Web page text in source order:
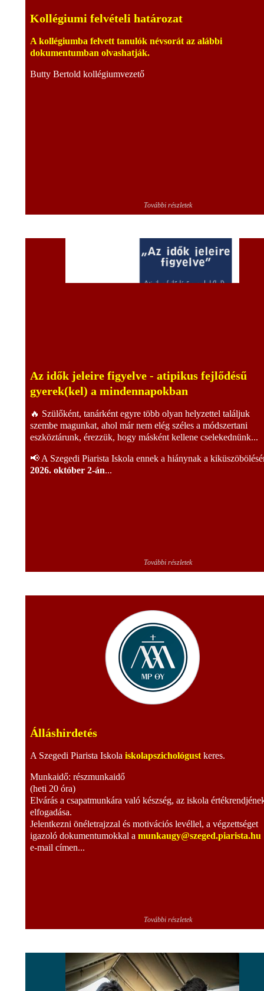
Kollégiumi felvételi határozat
A kollégiumba felvett tanulók névsorát az alábbi
dokumentumban olvashatják.
Butty Bertold kollégiumvezető
További részletek
Az idők jeleire figyelve - atipikus fejlődésű
gyerek(kel) a mindennapokban
🔥 Szülőként, tanárként egyre több olyan helyzettel találjuk
szembe magunkat, ahol már nem elég széles a módszertani
eszköztárunk, érezzük, hogy másként kellene cselekednünk...
📢 A Szegedi Piarista Iskola ennek a hiánynak a
2026. október 2-án...
További részletek
Álláshirdetés
A Szegedi Piarista Iskola iskolapszichológust keres.
Munkaidő: részmunkaidő
(heti 20 óra)
Elvárás a csapatmunkára való készség, az iskola
elfogadása.
Jelentkezni önéletrajzzal és motivációs levéllel, a végzettséget
igazoló dokumentumokkal a munkaugy@szeged.piarista.hu
e-mail címen...
További részletek